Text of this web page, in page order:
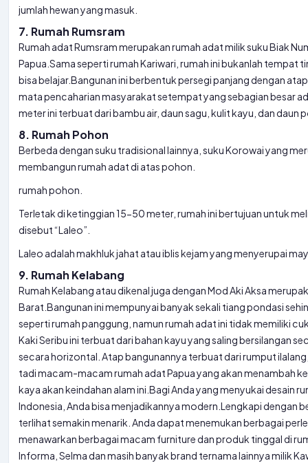
jumlah hewan yang masuk.
7. Rumah Rumsram
Rumah adat Rumsram merupakan rumah adat milik suku Biak
Papua. Sama seperti rumah Kariwari, rumah ini bukanlah
bisa belajar.Bangunan ini berbentuk persegi panjang dengan
mata pencaharian masyarakat setempat yang sebagian besar
meter ini terbuat dari bambu air, daun sagu, kulit kayu, dan daun
8. Rumah Pohon
Berbeda dengan suku tradisional lainnya, suku Korowai yang
membangun rumah adat di atas pohon.
rumah pohon
Terletak di ketinggian 15-50 meter, rumah ini bertujuan untuk
disebut “Laleo”.
Laleo adalah makhluk jahat atau iblis kejam yang menyerupai
9. Rumah Kelabang
Rumah Kelabang atau dikenal juga dengan Mod Aki Aksa
Barat. Bangunan ini mempunyai banyak sekali tiang pondasi
seperti rumah panggung, namun rumah adat ini tidak memiliki
Kaki Seribu ini terbuat dari bahan kayu yang saling bersilangan
secara horizontal. Atap bangunannya terbuat dari rumput
tadi macam-macam rumah adat Papua yang akan menambah
kaya akan keindahan alam ini. Bagi Anda yang menyukai desain
Indonesia, Anda bisa menjadikannya modern. Lengkapi dengan
terlihat semakin menarik. Anda dapat menemukan berbagai
menawarkan berbagai macam furniture dan produk tinggal di
Informa, Selma dan masih banyak brand ternama lainnya milik